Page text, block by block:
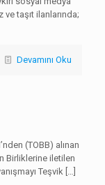
ve taşıt ilanlarında;
Devamını Oku
(TOBB) alınan
Birliklerine iletilen
Teşvik […]